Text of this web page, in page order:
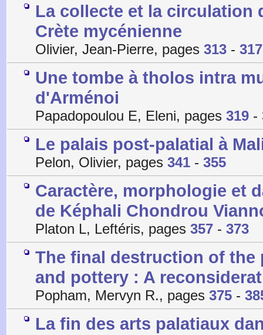
La collecte et la circulation
Crète mycénienne
Olivier, Jean-Pierre, pages 313 - 317
Une tombe à tholos intra
d'Arménoi
Papadopoulou E, Eleni, pages 319 -
Le palais post-palatial à
Pelon, Olivier, pages 341 - 355
Caractère, morphologie et
de Képhali Chondrou
Platon L, Leftéris, pages 357 - 373
The final destruction of the
and pottery : A
Popham, Mervyn R., pages 375 -
La fin des arts palatiaux